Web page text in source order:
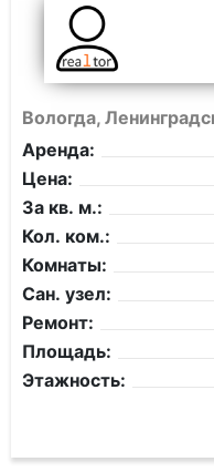
Вологда,
Аренда:
Цена:
За кв. м.:
Кол. ком.:
Комнаты:
Сан. узел:
Ремонт:
Площадь:
Этажность: